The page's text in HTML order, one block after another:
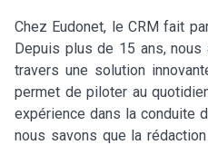
Chez Eudonet, le CRM fait
Depuis plus de 15 ans,
travers une solution
permet de piloter au
expérience dans la conduite
nous savons que la